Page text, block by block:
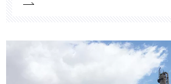
producteurs et exportateurs
d'hydrogène, de liquides de
de nitrate de plomb dans le
société adhère au principe de